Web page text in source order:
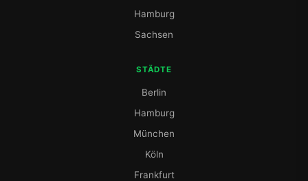
Hamburg
Sachsen
STÄDTE
Berlin
Hamburg
München
Köln
Frankfurt